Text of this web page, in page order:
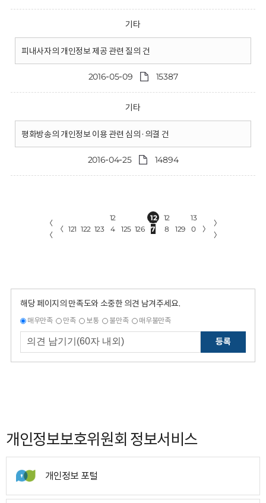
기타
피내사자의 개인정보 제공 관련 질의 건
2016-05-09 15387
기타
평화방송의 개인정보 이용 관련 심의·의결 건
2016-04-25 14894
〈
〈
〈 121 122 123
12
4
125 126
12
7
12
8
129
13
0
〉
〉
〉
해당 페이지의 만족도와 소중한 의견 남겨주세요.
매우만족 만족 보통 불만족 매우불만족
등록
개인정보보호위원회 정보서비스
개인정보 포털